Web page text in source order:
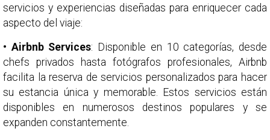
servicios y experiencias diseñadas para enriquecer cada
aspecto del viaje:
• Airbnb Services: Disponible en 10 categorías, desde
chefs privados hasta fotógrafos profesionales, Airbnb
facilita la reserva de servicios personalizados para hacer
su estancia única y memorable. Estos servicios están
disponibles en numerosos destinos populares y se
expanden constantemente.